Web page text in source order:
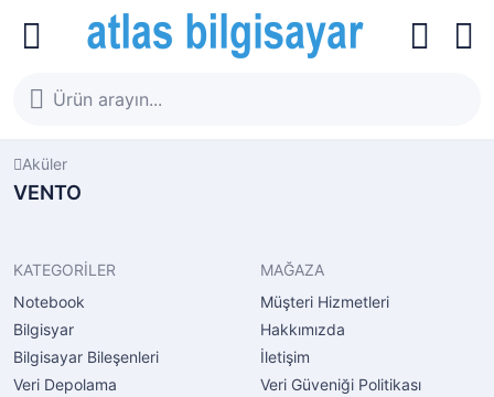
Aküler
VENTO
KATEGORİLER
Notebook
Bilgisyar
Bilgisayar Bileşenleri
Veri Depolama
MAĞAZA
Müşteri Hizmetleri
Hakkımızda
İletişim
Veri Güveniği Politikası